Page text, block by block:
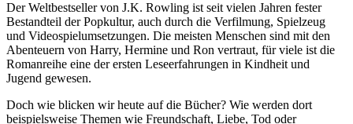
Der Weltbestseller von J.K. Rowling ist seit vielen Jahren fester
Bestandteil der Popkultur, auch durch die Verfilmung, Spielzeug
und Videospielumsetzungen. Die meisten Menschen sind mit den
Abenteuern von Harry, Hermine und Ron vertraut, für viele ist die
Romanreihe eine der ersten Leseerfahrungen in Kindheit und
Jugend gewesen.
Doch wie blicken wir heute auf die Bücher? Wie werden dort
beispielsweise Themen wie Freundschaft, Liebe, Tod oder